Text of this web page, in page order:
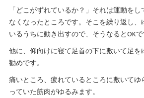
「どこがずれているか？」それは運動を
なくなったところです。そこを繰り返し
いるうちに動き出すので、そうなるとOKで
他に、仰向けに寝て足首の下に敷いて足
勧めです。
痛いところ、疲れているところに敷いて
っていた筋肉がゆるみます。